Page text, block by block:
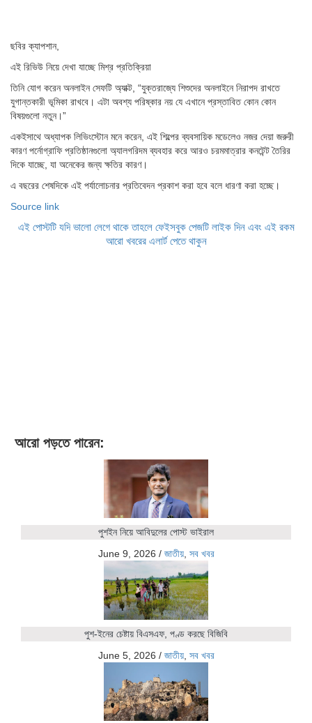
ছবির ক্যাপশান,
এই রিভিউ নিয়ে দেখা যাচ্ছে মিশ্র প্রতিক্রিয়া
তিনি যোগ করেন অনলাইন সেফটি অ্যাক্ট, “যুক্তরাজ্যে শিশুদের অনলাইনে নিরাপদ রাখতে
যুগান্তকারী ভূমিকা রাখবে। এটা অবশ্য পরিষ্কার নয় যে এখানে প্রস্তাবিত কোন কোন
বিষয়গুলো নতুন।”
একইসাথে অধ্যাপক লিভিংস্টোন মনে করেন, এই শিল্পের ব্যবসায়িক মডেলেও নজর দেয়া জরুরী
কারণ পর্নোগ্রাফি প্রতিষ্ঠানগুলো অ্যালগরিদম ব্যবহার করে আরও চরমমাত্রার কনটেন্ট তৈরির
দিকে যাচ্ছে, যা অনেকের জন্য ক্ষতির কারণ।
এ বছরের শেষদিকে এই পর্যালোচনার প্রতিবেদন প্রকাশ করা হবে বলে ধারণা করা হচ্ছে।
Source link
এই পোস্টটি যদি ভালো লেগে থাকে তাহলে ফেইসবুক পেজটি লাইক দিন এবং এই রকম
আরো খবরের এলার্ট পেতে থাকুন
আরো পড়তে পারেন:
পুশইন নিয়ে আবিদুলের পোস্ট ভাইরাল
June 9, 2026 / জাতীয়, সব খবর
পুশ-ইনের চেষ্টায় বিএসএফ, পণ্ড করছে বিজিবি
June 5, 2026 / জাতীয়, সব খবর